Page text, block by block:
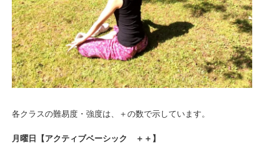
各クラスの難易度・強度は、＋の数で示しています。
月曜日【アクティブベーシック ＋＋】